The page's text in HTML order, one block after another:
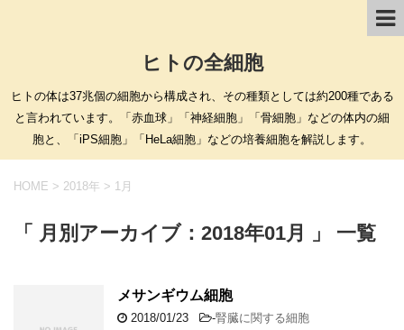
ヒトの全細胞
ヒトの体は37兆個の細胞から構成され、その種類としては約200種である
と言われています。「赤血球」「神経細胞」「骨細胞」などの体内の細
胞と、「iPS細胞」「HeLa細胞」などの培養細胞を解説します。
HOME > 2018年 > 1月
「 月別アーカイブ：2018年01月 」 一覧
メサンギウム細胞
2018/01/23 -腎臓に関する細胞